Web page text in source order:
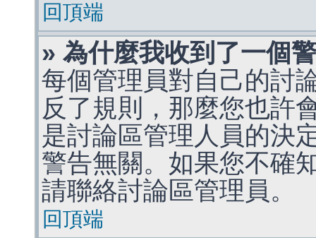
回頂端
» 為什麼我收到了一個
每個管理員對自己的討
反了規則，那麼您也許
是討論區管理人員的決
警告無關。如果您不確
請聯絡討論區管理員。
回頂端